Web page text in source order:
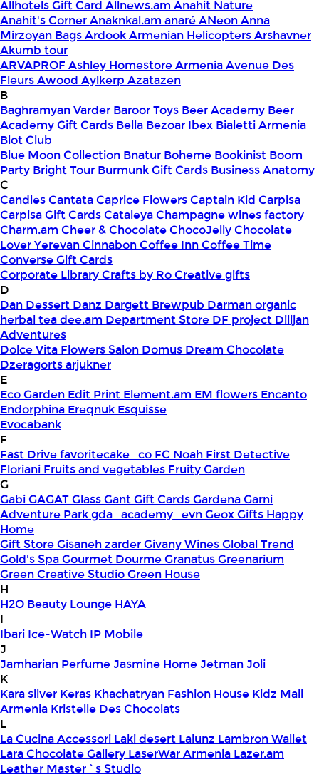
Allhotels Gift Card Allnews.am Anahit Nature
Anahit's CornerAnaknkal.am anaréANeonAnna
Mirzoyan BagsArdookArmenian HelicoptersArshavner
Akumb tour
ARVAPROF Ashley Homestore ArmeniaAvenue Des
FleursAwood Aylkerp Azatazen
B
Baghramyan Varder Baroor Toys Beer Academy Beer
Academy Gift Cards Bella Bezoar Ibex Bialetti Armenia
Blot Club
Blue Moon Collection Bnatur Boheme Bookinist Boom
Party Bright Tour Burmunk Gift Cards Business Anatomy
C
CandlesCantataCaprice FlowersCaptain Kid Carpisa
Carpisa Gift CardsCataleyaChampagne wines factory
Charm.am Cheer & ChocolateChocoJellyChocolate
Lover YerevanCinnabonCoffee InnCoffee Time
Converse Gift Cards
Corporate LibraryCrafts by RoCreative gifts
D
Dan Dessert Danz Dargett Brewpub Darman organic
herbal teadee.am Department Store DF project Dilijan
Adventures
Dolce Vita Flowers Salon Domus Dream Chocolate
Dzeragorts arjukner
E
Eco Garden Edit Print Element.am EM flowers Encanto
Endorphina Ereqnuk Esquisse
Evocabank
F
Fast Drivefavoritecake_co FC Noah First Detective
Floriani Fruits and vegetables Fruity Garden
G
GabiGAGAT GlassGant Gift CardsGardenaGarni
Adventure Parkgda_academy_evnGeoxGifts Happy
Home
Gift StoreGisaneh zarderGivany WinesGlobal Trend
Gold's SpaGourmet DourmeGranatusGreenarium
Green Creative StudioGreen House
H
H2O Beauty Lounge HAYA
I
Ibari Ice-Watch IP Mobile
J
Jamharian PerfumeJasmine HomeJetmanJoli
K
Kara silver Keras Khachatryan Fashion House Kidz Mall
Armenia Kristelle Des Chocolats
L
La Cucina Accessori Laki desert Lalunz Lambron Wallet
Lara Chocolate Gallery LaserWar Armenia Lazer.am
Leather Master`s Studio